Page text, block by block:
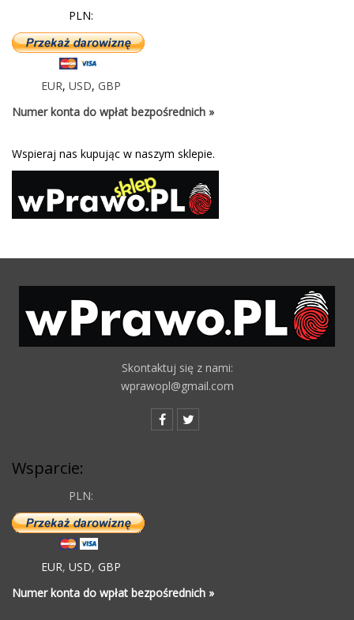
PLN:
EUR, USD, GBP
Numer konta do wpłat bezpośrednich »
Wspieraj nas kupując w naszym sklepie.
Skontaktuj się z nami:
wprawopl@gmail.com
Wsparcie:
PLN:
EUR, USD, GBP
Numer konta do wpłat bezpośrednich »